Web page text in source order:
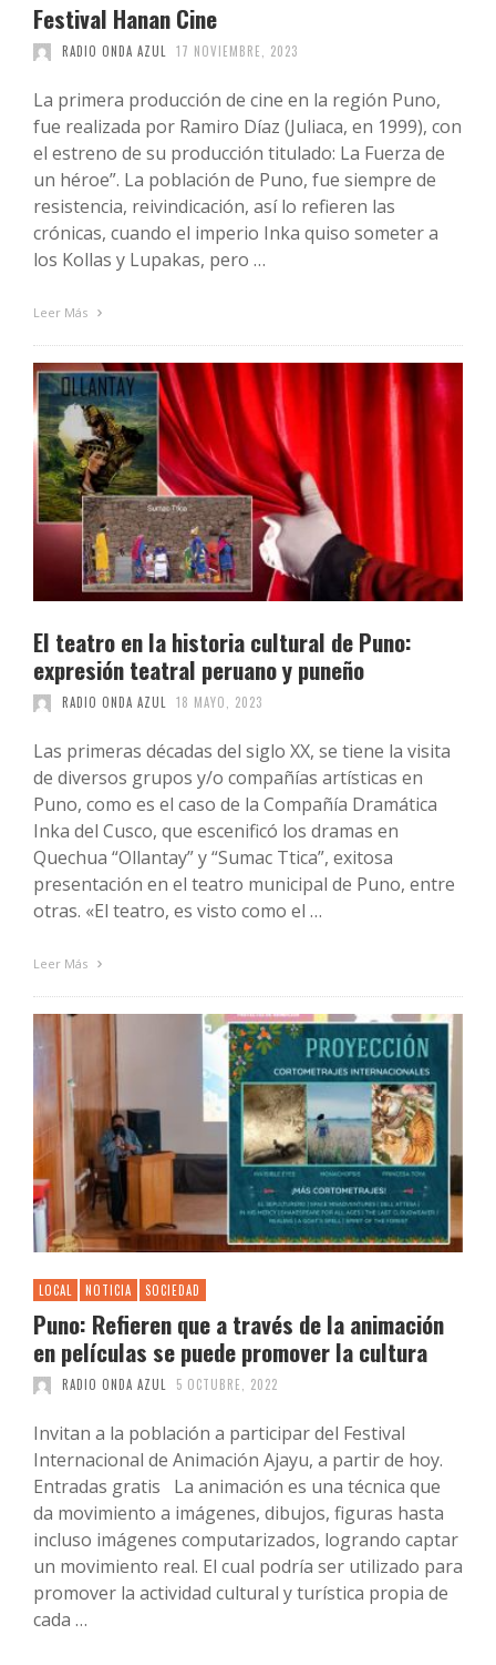
Festival Hanan Cine
RADIO ONDA AZUL 17 NOVIEMBRE, 2023
La primera producción de cine en la región Puno,
fue realizada por Ramiro Díaz (Juliaca, en 1999), con
el estreno de su producción titulado: La Fuerza de
un héroe”. La población de Puno, fue siempre de
resistencia, reivindicación, así lo refieren las
crónicas, cuando el imperio Inka quiso someter a
los Kollas y Lupakas, pero …
Leer Más
El teatro en la historia cultural de Puno:
expresión teatral peruano y puneño
RADIO ONDA AZUL 18 MAYO, 2023
Las primeras décadas del siglo XX, se tiene la visita
de diversos grupos y/o compañías artísticas en
Puno, como es el caso de la Compañía Dramática
Inka del Cusco, que escenificó los dramas en
Quechua “Ollantay” y “Sumac Ttica”, exitosa
presentación en el teatro municipal de Puno, entre
otras. «El teatro, es visto como el …
Leer Más
LOCAL NOTICIA SOCIEDAD
Puno: Refieren que a través de la animación
en películas se puede promover la cultura
RADIO ONDA AZUL 5 OCTUBRE, 2022
Invitan a la población a participar del Festival
Internacional de Animación Ajayu, a partir de hoy.
Entradas gratis La animación es una técnica que
da movimiento a imágenes, dibujos, figuras hasta
incluso imágenes computarizados, logrando captar
un movimiento real. El cual podría ser utilizado para
promover la actividad cultural y turística propia de
cada …